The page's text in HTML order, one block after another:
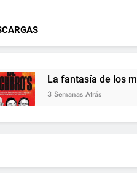
La fantasía de los
3 Semanas Atrás